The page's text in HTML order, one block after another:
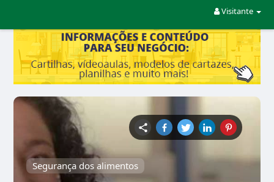
Visitante
Segurança dos alimentos